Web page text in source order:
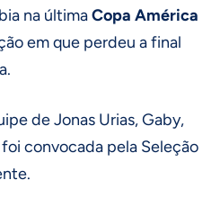
na últimaCopa América
em que perdeu a final
de Jonas Urias, Gaby,
convocada pela Seleção